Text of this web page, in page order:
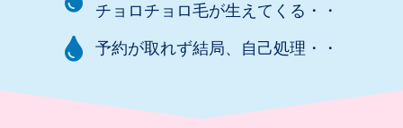
チョロチョロ毛が生えてくる・・
予約が取れず結局、自己処理・・